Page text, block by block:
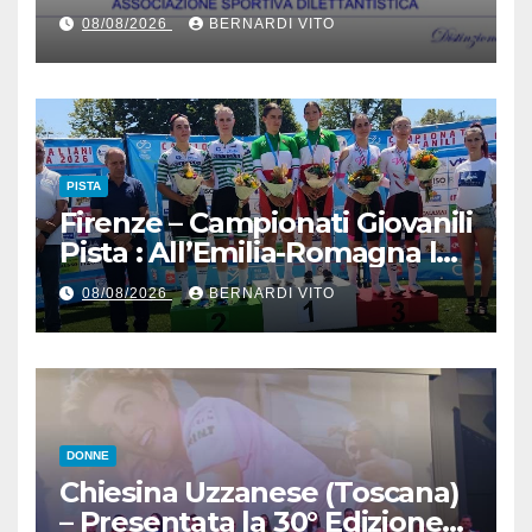
Domenica 9 Agosto il Gran
Premio 12 Martiri – Si ringrazia
il signor Gianmario Gatti
(Segretario VC Novarese), per
la cortese collaborazione
tecnica
08/08/2026 BERNARDI VITO
PISTA
Firenze – Campionati Giovanili
Pista : All’Emilia-Romagna la
Maglia Tricolore Madison
“Donne Allieve”
08/08/2026 BERNARDI VITO
DONNE
Chiesina Uzzanese (Toscana)
– Presentata la 30° Edizione